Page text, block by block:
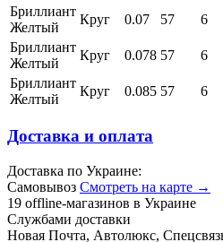
Бриллиант
Желтый
Круг 0.07 57 6
Бриллиант
Желтый
Круг 0.078 57 6
Бриллиант
Желтый
Круг 0.085 57 6
Доставка и оплата
Доставка по Украине:
Самовывоз Смотреть на карте →
19 offline-магазинов в Украине
Службами доставки
Новая Почта, Автолюкс,